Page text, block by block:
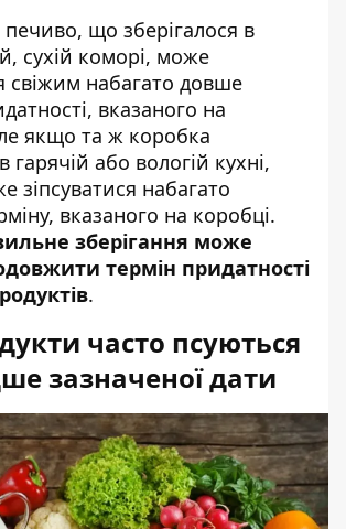
що зберігалося в
сухій коморі, може
свіжим набагато довше
вказаного на
якщо та ж коробка
гарячій або вологій кухні,
зіпсуватися набагато
вказаного на коробці.
зберігання може
термін придатності
.
часто псуються
зазначеної дати